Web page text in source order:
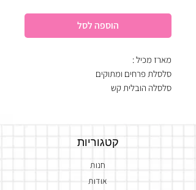
הוספה לסל
מארז מכיל :
סלסלת פרחים ומתוקים
סלסלה הובלית קש
קטגוריות
חנות
אודות